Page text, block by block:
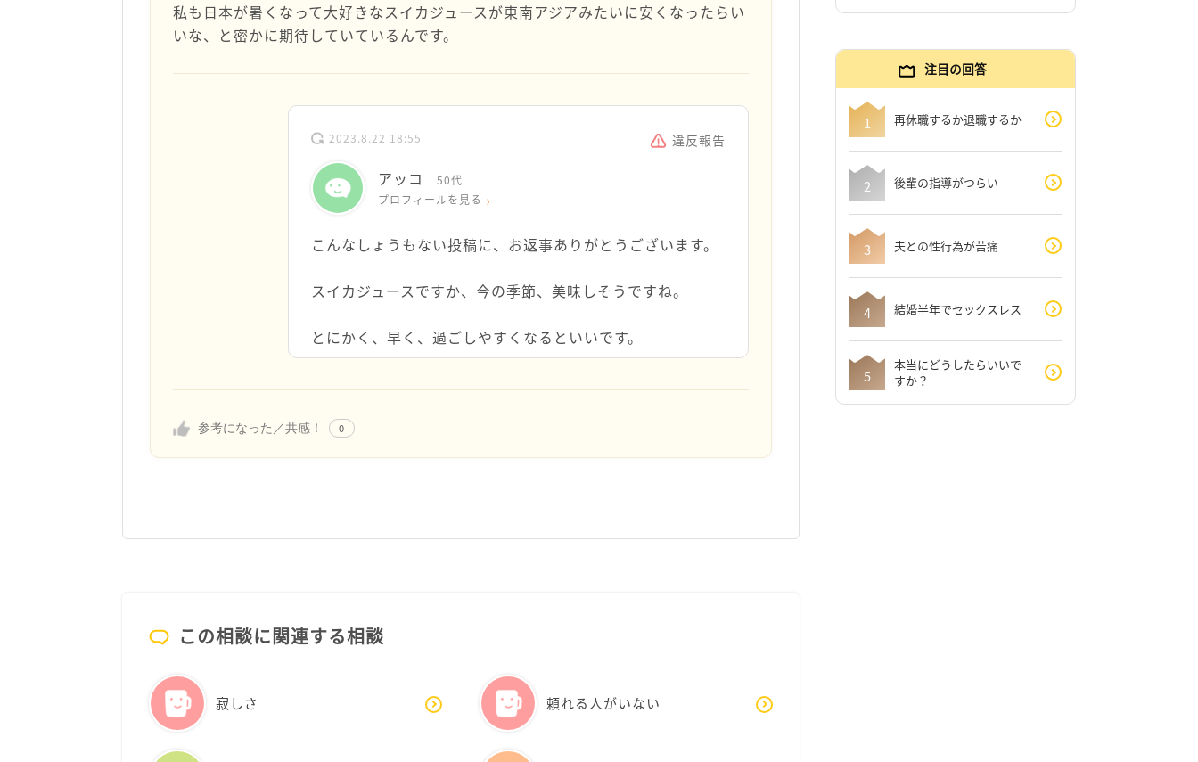
私も日本が暑くなって大好きなスイカジュースが東南アジアみたいに安くなったらい
いな、と密かに期待していているんです。
参考になった／共感！ 0
2023.8.22 18:55 違反報告
アッコ
50代
プロフィールを見る
こんなしょうもない投稿に、お返事ありがとうございます。
スイカジュースですか、今の季節、美味しそうですね。
とにかく、早く、過ごしやすくなるといいです。
この相談に関連する相談
寂しさ 頼れる人がいない
注目の回答
再休職するか退職するか
後輩の指導がつらい
夫との性行為が苦痛
結婚半年でセックスレス
本当にどうしたらいいで
すか？